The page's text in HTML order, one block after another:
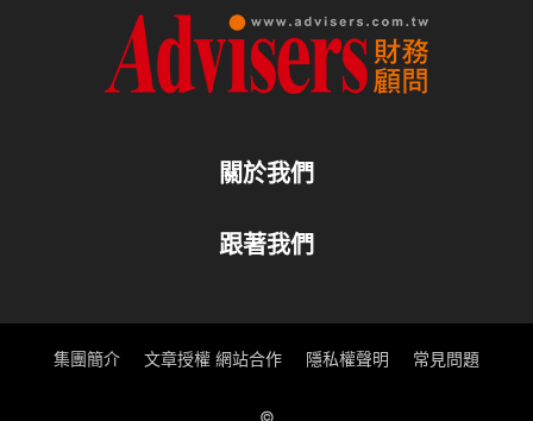
關於我們
跟著我們
集團簡介 文章授權 網站合作 隱私權聲明 常見問題
©